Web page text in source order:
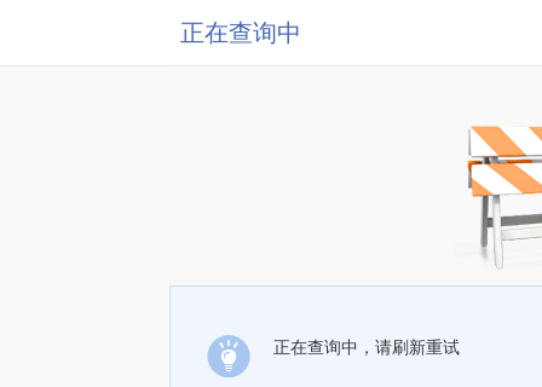
正在查询中
正在查询中，请刷新重试